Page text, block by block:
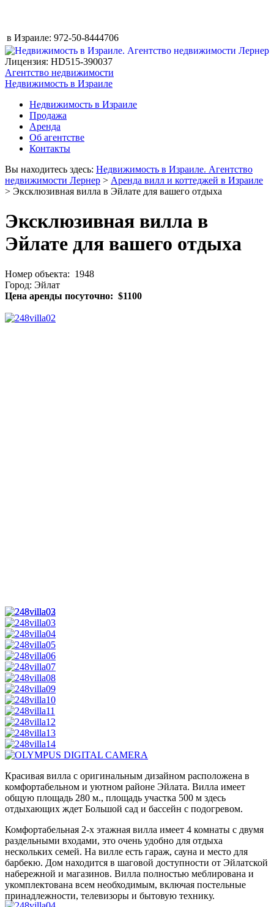
в Израиле: 972-50-8444706
Лицензия: HD515-390037
Агентство недвижимости
Недвижимость в Израиле
Недвижимость в Израиле
Продажа
Аренда
Об агентстве
Контакты
Вы находитесь здесь: Недвижимость в Израиле. Агентство
недвижимости Лернер > Аренда вилл и коттеджей в Израиле
> Эксклюзивная вилла в Эйлате для вашего отдыха
Эксклюзивная вилла в
Эйлате для вашего отдыха
Номер объекта: 1948
Город: Эйлат
Цена аренды посуточно: $1100
Красивая вилла с оригинальным дизайном расположена в
комфортабельном и уютном районе Эйлата. Вилла имеет
общую площадь 280 м., площадь участка 500 м здесь
отдыхающих ждет Большой сад и бассейн с подогревом.
Комфортабельная 2-х этажная вилла имеет 4 комнаты с двумя
раздельными входами, это очень удобно для отдыха
нескольких семей. На вилле есть гараж, сауна и место для
барбекю. Дом находится в шаговой доступности от Эйлатской
набережной и магазинов. Вилла полностью меблирована и
укомплектована всем необходимым, включая постельные
принадлежности, телевизоры и бытовую технику.